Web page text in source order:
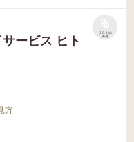
ービス ヒト
リストに
保存
方